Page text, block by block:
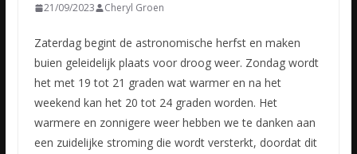
21/09/2023 Cheryl Groen
Zaterdag begint de astronomische herfst en maken
buien geleidelijk plaats voor droog weer. Zondag wordt
het met 19 tot 21 graden wat warmer en na het
weekend kan het 20 tot 24 graden worden. Het
warmere en zonnigere weer hebben we te danken aan
een zuidelijke stroming die wordt versterkt, doordat dit